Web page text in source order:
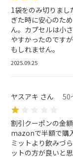
1袋をのみ切りま
ぎた時に安心のた
ん。カプセルは小
やすかったのです
もしれません。
2025.09.25
ヤスアキ さん 50
割引クーポンの金
mazonで半額で購
ミットより飲みづ
ットの方が良いと思